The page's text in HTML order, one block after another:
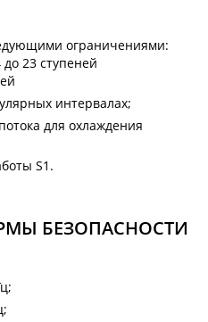
ограничениями:
до 23 ступеней
интервалах;
для охлаждения
S1.
БЕЗОПАСНОСТИ